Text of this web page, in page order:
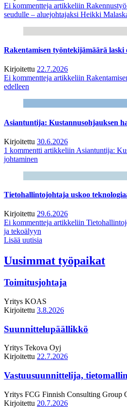
Ei kommentteja artikkeliin
seudulle – aluejohtajaksi Heikki
Rakentamisen työntekijämäärä laski
Kirjoitettu 22.7.2026
Ei kommentteja artikkeliin
edelleen
Asiantuntija: Kustannusohjauksen
Kirjoitettu 30.6.2026
1 kommentti artikkeliin Asiantuntija:
johtaminen
Tietohallintojohtaja uskoo
Kirjoitettu 29.6.2026
Ei kommentteja artikkeliin
ja tekoälyyn
Lisää uutisia
Uusimmat työpaikat
Toimitusjohtaja
Yritys KOAS
Kirjoitettu 3.8.2026
Suunnittelupäällikkö
Yritys Tekova Oyj
Kirjoitettu 22.7.2026
Vastuusuunnittelija,
Yritys FCG Finnish Consulting Group
Kirjoitettu 20.7.2026